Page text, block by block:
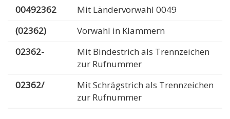
00492362
Mit Ländervorwahl 0049
(02362)
Vorwahl in Klammern
02362-
Mit Bindestrich als Trennzeichen
zur Rufnummer
02362/
Mit Schrägstrich als Trennzeichen
zur Rufnummer